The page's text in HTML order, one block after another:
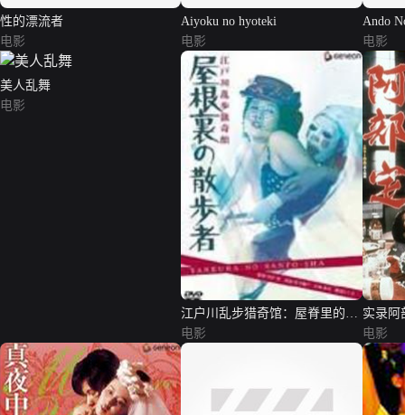
性的漂流者
电影
Aiyoku no hyoteki
电影
Ando
sex no
电影
美人乱舞
电影
江户川乱步猎奇馆：屋脊里的散
步者
电影
实录阿
电影